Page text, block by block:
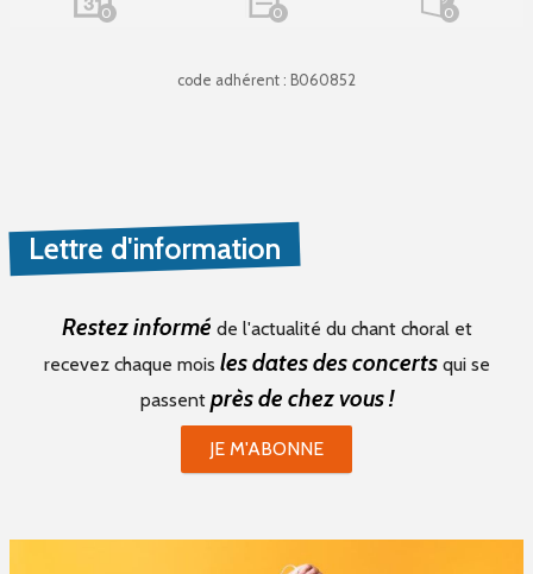
0 0 0
code adhérent : B060852
Lettre d'information
Restez informé de l'actualité du chant choral et
recevez chaque mois les dates des concertsqui se
passent près de chez vous !
JE M'ABONNE